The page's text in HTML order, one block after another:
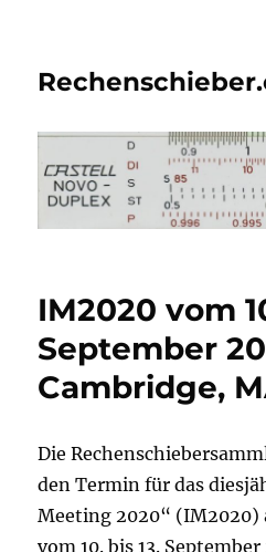
IM2020 vom
September
Cambridge,
Die
den Termin für das
Meeting 2020“ (IM2020)
vom 10. bis 13.